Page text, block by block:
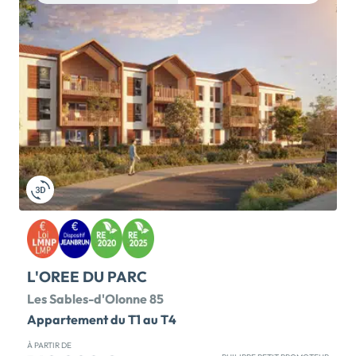
différents. POSSIBILITE DE VISITER LES
APPARTEMENTS SUR RDV Que ce soit pour habiter
pendant les vacances ou à l’année, la résidence Blue
Sea offre des intérieurs confortables à vivre. En
voiture, à vélo ou à pied, vous pourrez vous déplacer
en peu de temps le long du bord de mer ou pour […]
Voir le programme immobilier neuf >>
L'OREE DU PARC
Les Sables-d'Olonne 85
Appartement du T1 au T4
À PARTIR DE